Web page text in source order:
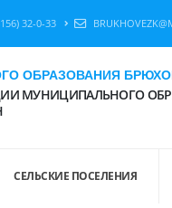
32-0-33
ОБРАЗОВАНИЯ
МУНИЦИПАЛЬНОГО
СЕЛЬСКИЕ ПОСЕЛЕНИЯ